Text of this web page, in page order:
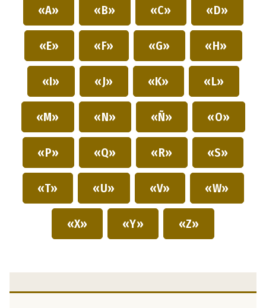
«A» «B» «C» «D»
«E» «F» «G» «H»
«I» «J» «K» «L»
«M» «N» «Ñ» «O»
«P» «Q» «R» «S»
«T» «U» «V» «W»
«X» «Y» «Z»